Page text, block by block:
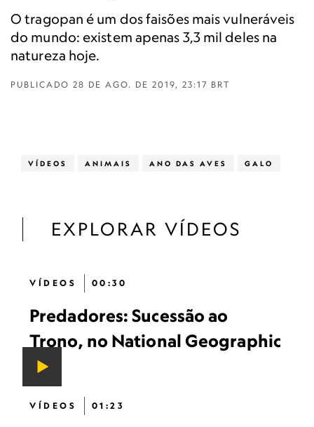
O tragopan é um dos faisões mais vulneráveis
do mundo: existem apenas 3,3 mil deles na
natureza hoje.
PUBLICADO 28 DE AGO. DE 2019, 23:17 BRT
VÍDEOS ANIMAIS ANO DAS AVES GALO
EXPLORAR VÍDEOS
VÍDEOS 00:30
Predadores: Sucessão ao
Trono, no National Geographic
VÍDEOS 01:23